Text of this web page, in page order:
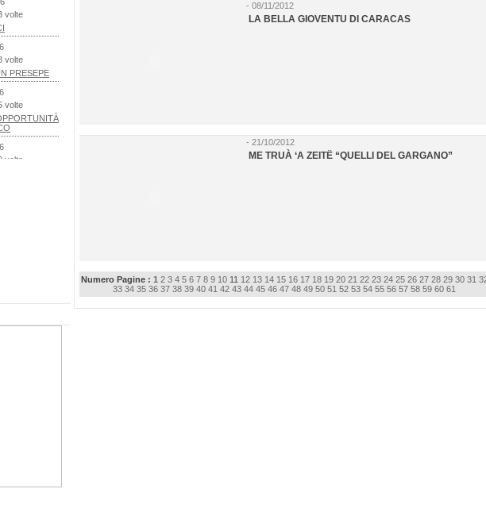
- 08/11/2012
LA BELLA GIOVENTU DI CARACAS
- 21/10/2012
ME TRUÀ ‘A ZEITË “QUELLI DEL GARGANO”
Numero Pagine : 1 2 3 4 5 6 7 8 9 1011 12 13 14 15 16 17 18 19 20 21 22 23 24 25 26 27 28 29 30 31
33 34 35 36 37 38 39 40 41 42 43 44 45 46 47 48 49 50 51 52 53 54 55 56 57 58 59 60 61